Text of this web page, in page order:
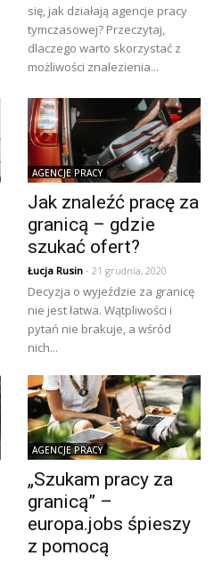
się, jak działają agencje pracy
tymczasowej? Przeczytaj,
dlaczego warto skorzystać z
możliwości znalezienia...
AGENCJE PRACY
Jak znaleźć pracę za
granicą – gdzie
szukać ofert?
Łucja Rusin - 21 grudnia, 2020
Decyzja o wyjeździe za granicę
nie jest łatwa. Wątpliwości i
pytań nie brakuje, a wśród
nich...
AGENCJE PRACY
„Szukam pracy za
granicą” –
europa.jobs śpieszy
z pomocą